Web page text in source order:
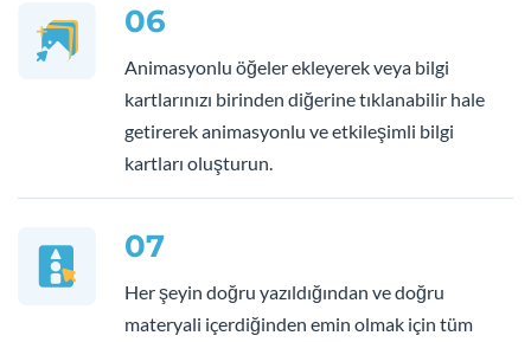
06
Animasyonlu öğeler ekleyerek veya bilgi
kartlarınızı birinden diğerine tıklanabilir hale
getirerek animasyonlu ve etkileşimli bilgi
kartları oluşturun.
07
Her şeyin doğru yazıldığından ve doğru
materyali içerdiğinden emin olmak için tüm